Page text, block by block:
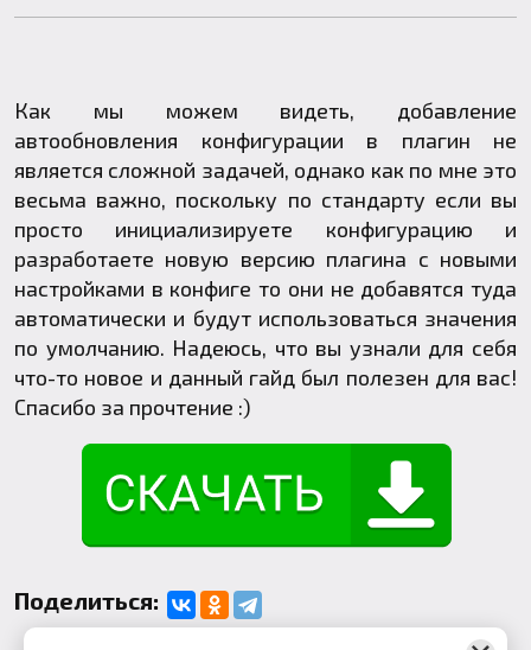
Как мы можем видеть, добавление
автообновления конфигурации в плагин не
является сложной задачей, однако как по мне это
весьма важно, поскольку по стандарту если вы
просто инициализируете конфигурацию и
разработаете новую версию плагина с новыми
настройками в конфиге то они не добавятся туда
автоматически и будут использоваться значения
по умолчанию. Надеюсь, что вы узнали для себя
что-то новое и данный гайд был полезен для вас!
Спасибо за прочтение :)
Поделиться: